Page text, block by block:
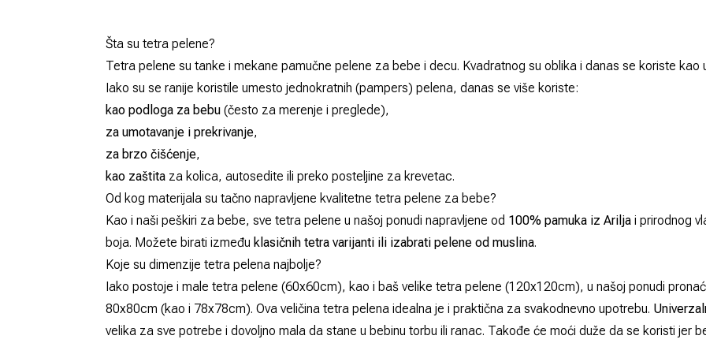
Šta su tetra pelene?
Tetra pelene su tanke i mekane pamučne pelene za bebe i decu. Kvadratnog su oblika i danas se koriste
Iako su se ranije koristile umesto jednokratnih (pampers) pelena, danas se više koriste:
kao podloga za bebu (često za merenje i preglede),
za umotavanje i prekrivanje,
za brzo čišćenje,
kao zaštita za kolica, autosedite ili prekoposteljine za krevetac.
Od kog materijala su tačno napravljene kvalitetne tetra pelene za bebe?
Kao i našipeškiri za bebe, sve tetra pelene u našoj ponudi napravljene od 100% pamuka iz Arilja i prirodnog
boja. Možete birati između klasičnih tetra varijanti ili izabrati pelene od muslina.
Koje su dimenzije tetra pelena najbolje?
Iako postoje i male tetra pelene (60x60cm), kao i baš velike tetra pelene (120x120cm), u našoj ponudi
80x80cm (kao i 78x78cm). Ova veličina tetra pelena idealna je i praktična za svakodnevno upotrebu.
velika za sve potrebe i dovoljno mala da stane u bebinu torbu ili ranac. Takođe će moći duže da se koristi jer